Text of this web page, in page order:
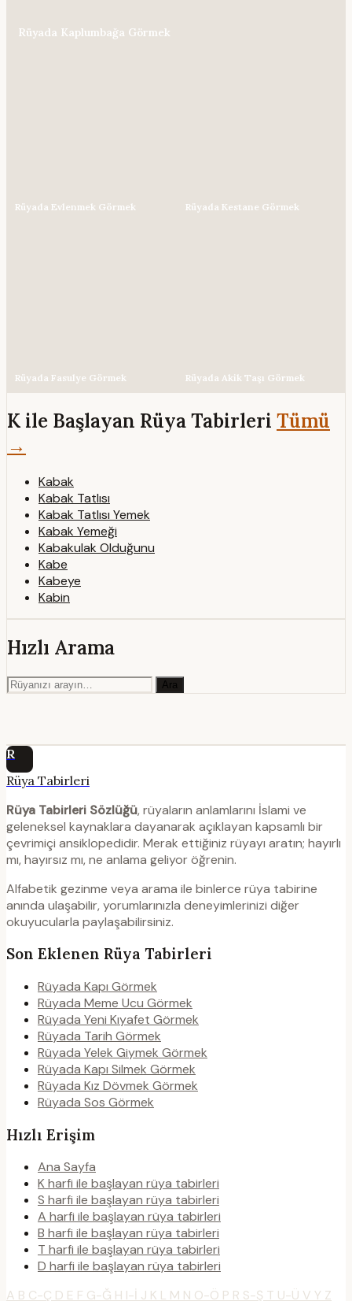
Rüyada Kaplumbağa Görmek
Rüyada Evlenmek Görmek Rüyada Kestane Görmek
Rüyada Fasulye Görmek Rüyada Akik Taşı Görmek
K ile Başlayan Rüya Tabirleri Tümü
→
Kabak
Kabak Tatlısı
Kabak Tatlısı Yemek
Kabak Yemeği
Kabakulak Olduğunu
Kabe
Kabeye
Kabin
Hızlı Arama
Ara
R
Rüya Tabirleri
Rüya Tabirleri Sözlüğü, rüyaların anlamlarını İslami ve
geleneksel kaynaklara dayanarak açıklayan kapsamlı bir
çevrimiçi ansiklopedidir. Merak ettiğiniz rüyayı aratın; hayırlı
mı, hayırsız mı, ne anlama geliyor öğrenin.
Alfabetik gezinme veya arama ile binlerce rüya tabirine
anında ulaşabilir, yorumlarınızla deneyimlerinizi diğer
okuyucularla paylaşabilirsiniz.
Son Eklenen Rüya Tabirleri
Rüyada Kapı Görmek
Rüyada Meme Ucu Görmek
Rüyada Yeni Kıyafet Görmek
Rüyada Tarih Görmek
Rüyada Yelek Giymek Görmek
Rüyada Kapı Silmek Görmek
Rüyada Kız Dövmek Görmek
Rüyada Sos Görmek
Hızlı Erişim
Ana Sayfa
K harfi ile başlayan rüya tabirleri
S harfi ile başlayan rüya tabirleri
A harfi ile başlayan rüya tabirleri
B harfi ile başlayan rüya tabirleri
T harfi ile başlayan rüya tabirleri
D harfi ile başlayan rüya tabirleri
A B C-Ç D E F G-Ğ H I-İ J K L M N O-Ö P R S-Ş T U-Ü V Y Z